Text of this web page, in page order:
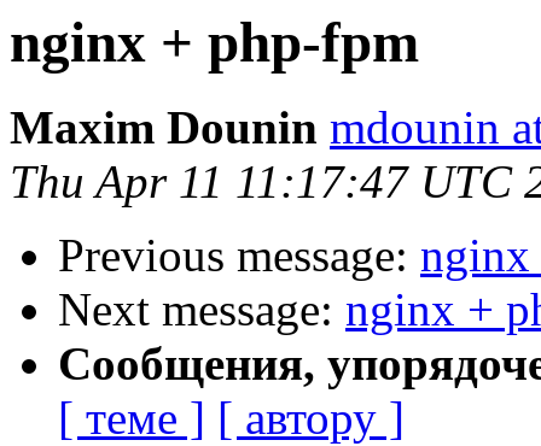
nginx + php-fpm
Maxim Dounin mdounin
Thu Apr 11 11:17:47 UTC
Previous message: nginx
Next message: nginx +
Сообщения,
[ теме ] [ автору ]